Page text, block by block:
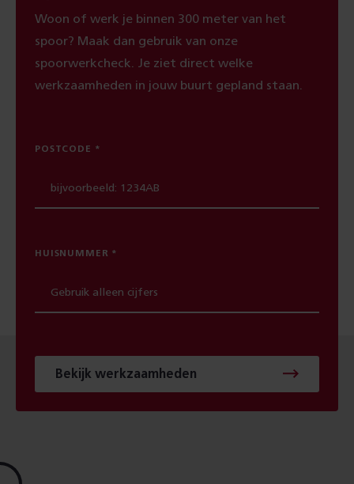
Woon of werk je binnen 300 meter van het
spoor? Maak dan gebruik van onze
spoorwerkcheck. Je ziet direct welke
werkzaamheden in jouw buurt gepland staan.
POSTCODE
HUISNUMMER
Bekijk werkzaamheden